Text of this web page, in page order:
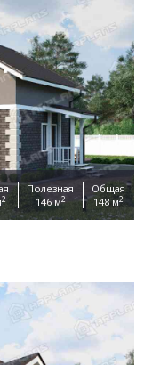
2
Полезная
146 м2
Общая
148 м2